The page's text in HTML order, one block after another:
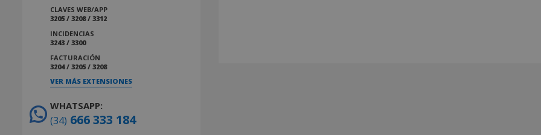
CLAVES WEB/APP
3205 / 3208 / 3312
INCIDENCIAS
3243 / 3300
FACTURACIÓN
3204 / 3205 / 3208
VER MÁS EXTENSIONES
WHATSAPP:
(34) 666 333 184